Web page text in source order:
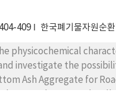
409 한국폐기물자원순환
physicochemical
investigate the
Ash Aggregate for